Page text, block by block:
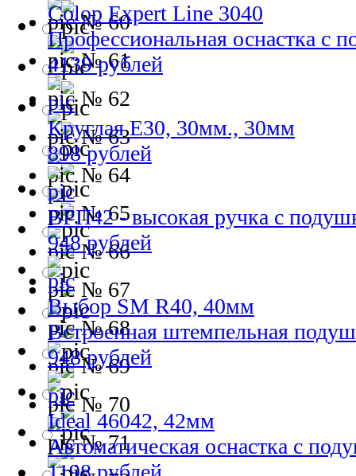
№ 60
№ 61
№ 62
№ 63
№ 64
№ 65
№ 66
№ 67
№ 68
№ 69
№ 70
№ 71
Colop Expert Line 3040
Профессиональная оснастка с
4139 рублей
Круглая Е30, 30мм., 30мм
898 рублей
ВРП42 - высокая ручка с
948 рублей
Выбор SM R40, 40мм
Встроенная штемпельная
948 рублей
Ideal 46042, 42мм
Автоматическая оснастка с